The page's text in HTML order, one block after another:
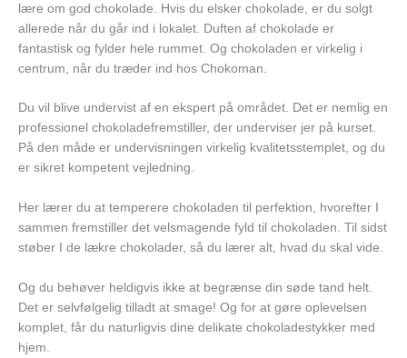
lære om god chokolade. Hvis du elsker chokolade, er du solgt
allerede når du går ind i lokalet. Duften af chokolade er
fantastisk og fylder hele rummet. Og chokoladen er virkelig i
centrum, når du træder ind hos Chokoman.
Du vil blive undervist af en ekspert på området. Det er nemlig en
professionel chokoladefremstiller, der underviser jer på kurset.
På den måde er undervisningen virkelig kvalitetsstemplet, og du
er sikret kompetent vejledning.
Her lærer du at temperere chokoladen til perfektion, hvorefter I
sammen fremstiller det velsmagende fyld til chokoladen. Til sidst
støber I de lækre chokolader, så du lærer alt, hvad du skal vide.
Og du behøver heldigvis ikke at begrænse din søde tand helt.
Det er selvfølgelig tilladt at smage! Og for at gøre oplevelsen
komplet, får du naturligvis dine delikate chokoladestykker med
hjem.